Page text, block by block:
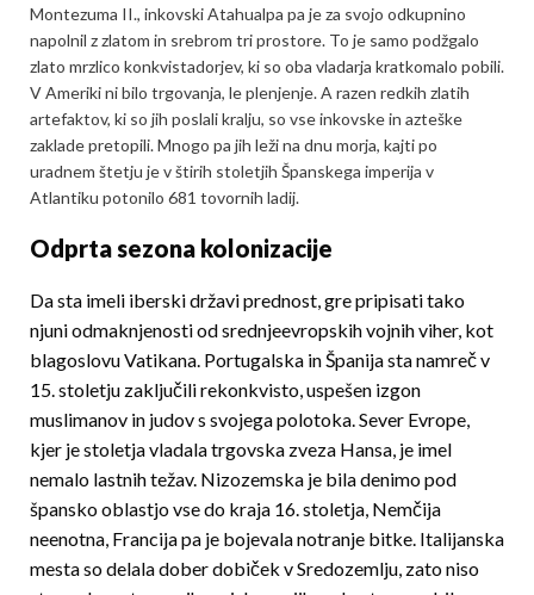
Montezuma II., inkovski Atahualpa pa je za svojo odkupnino
napolnil z zlatom in srebrom tri prostore. To je samo podžgalo
zlato mrzlico konkvistadorjev, ki so oba vladarja kratkomalo pobili.
V Ameriki ni bilo trgovanja, le plenjenje. A razen redkih zlatih
artefaktov, ki so jih poslali kralju, so vse inkovske in azteške
zaklade pretopili. Mnogo pa jih leži na dnu morja, kajti po
uradnem štetju je v štirih stoletjih Španskega imperija v
Atlantiku potonilo 681 tovornih ladij.
Odprta sezona kolonizacije
Da sta imeli iberski državi prednost, gre pripisati tako
njuni odmaknjenosti od srednjeevropskih vojnih viher, kot
blagoslovu Vatikana. Portugalska in Španija sta namreč v
15. stoletju zaključili rekonkvisto, uspešen izgon
muslimanov in judov s svojega polotoka. Sever Evrope,
kjer je stoletja vladala trgovska zveza Hansa, je imel
nemalo lastnih težav. Nizozemska je bila denimo pod
špansko oblastjo vse do kraja 16. stoletja, Nemčija
neenotna, Francija pa je bojevala notranje bitke. Italijanska
mesta so delala dober dobiček v Sredozemlju, zato niso